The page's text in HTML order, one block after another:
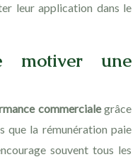
leur application dans le
motiver une
commercialegrâce
que la rémunération paie
souvent tous les